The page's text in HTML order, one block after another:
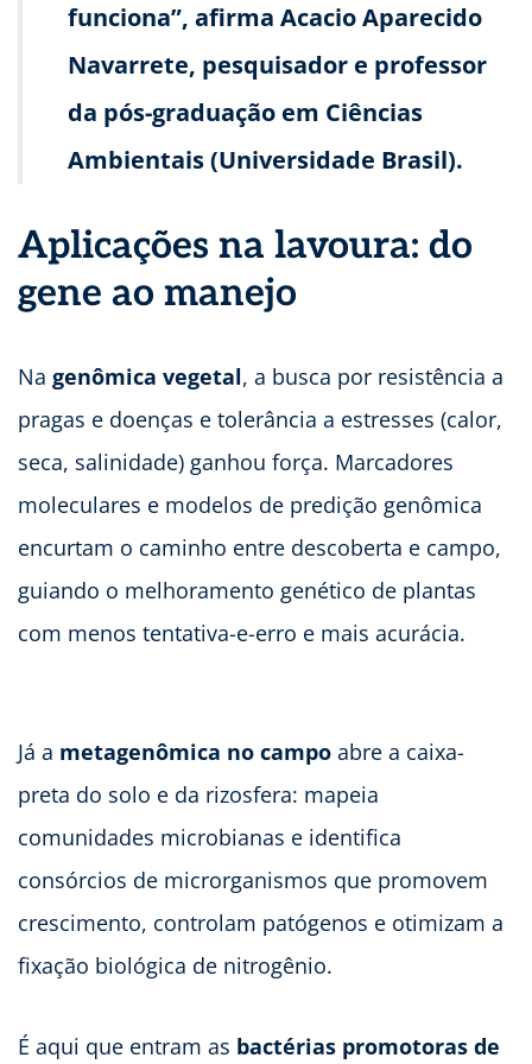
funciona”, afirma Acacio Aparecido
Navarrete, pesquisador e professor
da pós-graduação em Ciências
Ambientais (Universidade Brasil).
Aplicações na lavoura: do
gene ao manejo
Na genômica vegetal, a busca por resistência a
pragas e doenças e tolerância a estresses (calor,
seca, salinidade) ganhou força. Marcadores
moleculares e modelos de predição genômica
encurtam o caminho entre descoberta e campo,
guiando o melhoramento genético de plantas
com menos tentativa-e-erro e mais acurácia.
Já a metagenômica no campo abre a caixa-
preta do solo e da rizosfera: mapeia
comunidades microbianas e identifica
consórcios de microrganismos que promovem
crescimento, controlam patógenos e otimizam a
fixação biológica de nitrogênio.
É aqui que entram as bactérias promotoras de